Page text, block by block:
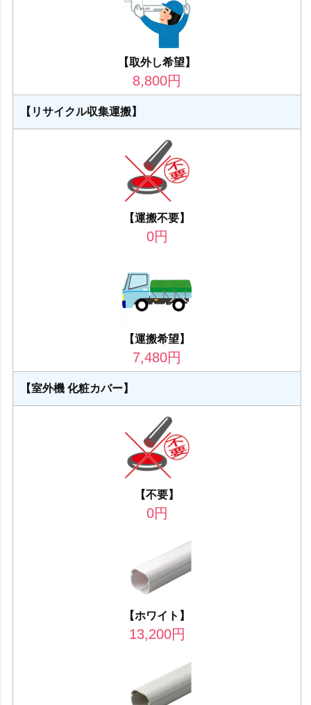
【取外し希望】
8,800円
【リサイクル収集運搬】
【運搬不要】
0円
【運搬希望】
7,480円
【室外機 化粧カバー】
【不要】
0円
【ホワイト】
13,200円